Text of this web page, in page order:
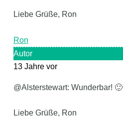
Liebe Grüße, Ron
Ron
Autor
13 Jahre vor
@Alsterstewart: Wunderbar! 🙂
Liebe Grüße, Ron